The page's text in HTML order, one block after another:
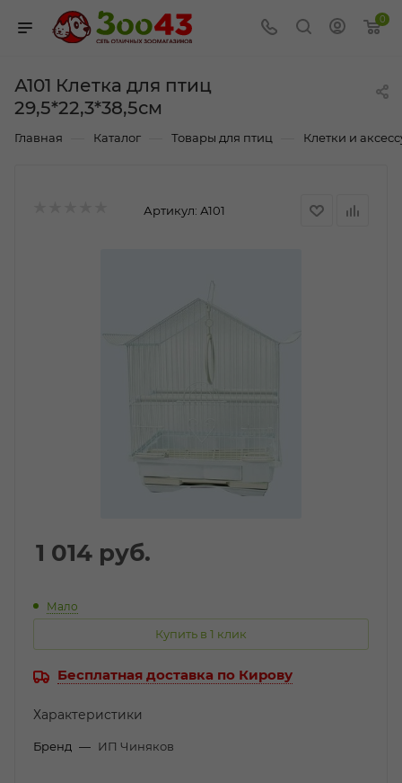
0
А101 Клетка для птиц
29,5*22,3*38,5см
Главная Каталог Товары для птиц Клетки и
Артикул: А101
1 014 руб.
Мало
Купить в 1 клик
Бесплатная доставка по Кирову
Характеристики
Бренд — ИП Чиняков